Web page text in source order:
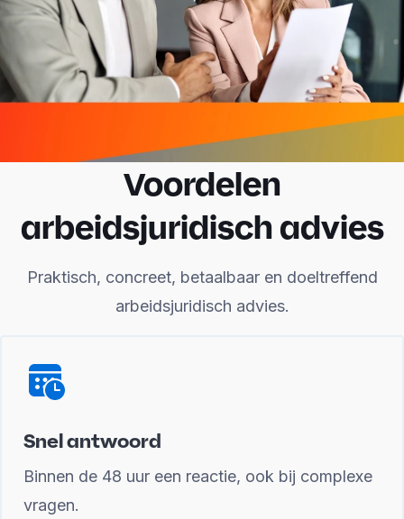
Voordelen
arbeidsjuridisch advies
Praktisch, concreet, betaalbaar en doeltreffend
arbeidsjuridisch advies.
Snel antwoord
Binnen de 48 uur een reactie, ook bij complexe
vragen.